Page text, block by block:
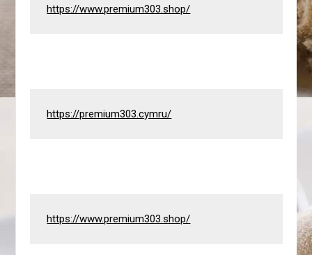
https://www.premium303.shop/
https://premium303.cymru/
https://www.premium303.shop/